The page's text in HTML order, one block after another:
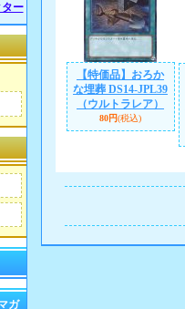
ー
ガ
【特価品】おろか
な埋葬 DS14-JPL39
（ウルトラレア）
80円(税込)